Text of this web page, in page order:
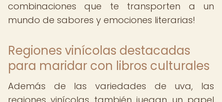
combinaciones que te transporten a un
mundo de sabores y emociones literarias!
Regiones vinícolas destacadas
para maridar con libros culturales
Además de las variedades de uva, las